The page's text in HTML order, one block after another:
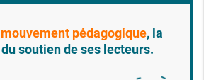
mouvement pédagogique, la
soutien de ses lecteurs.